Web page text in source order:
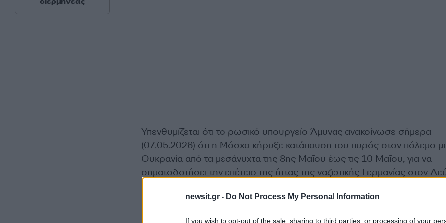
newsit.gr - Do Not Process My Personal Information
If you wish to opt-out of the sale, sharing to third parties, or processing of your
Υπενθυμίζεται ότι το ρωσικό υπουργείο Άμυνας ανακοίνωσε σήμερα
(07.05.2026) ότι η Μόσχα κήρυξε κατάπαυση του πυρός στον πόλεμο
Ουκρανία από τα μεσάνυχτα της 8ης Μαΐου έως τις 10 Μαΐου, για να
σηματοδοτήσει την επέτειο της ήττας της ναζιστικής Γερμανίας στον